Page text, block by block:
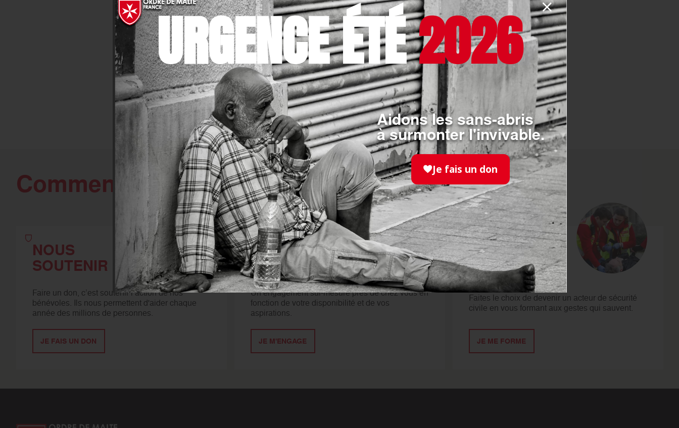
Dans le cadre du programme national de lutte contre la cécité évitable, 40 kits cataracte ont été
envoyés en 2025. Chaque kit comprend des médicaments, du matériel chirurgical et des
lentilles post-opératoires et permet l’opération de plusieurs patients. Le matériel envoyé par
l’OMF en 2025 a permis la prise en charge de 167 patients, avec un taux de mise en place
d’implants intro oculaire de 100%.
Comment agiravec nous ?
NOUS
SOUTENIR
Faire un don, c’est soutenir l’action de nos
bénévoles. Ils nous permettent d'aider chaque
année des millions de personnes.
JE FAIS UN DON
DEVENIR
BÉNÉVOLE
Un engagement sur-mesure près de chez vous en
fonction de votre disponibilité et de vos
aspirations.
JE M'ENGAGE
SE
FORMER
Faites le choix de devenir un acteur de sécurité
civile en vous formant aux gestes qui sauvent.
JE ME FORME
URGENCE ÉTÉ2026
Aidons les sans-abris
à surmonter l'invivable.
Je fais un don